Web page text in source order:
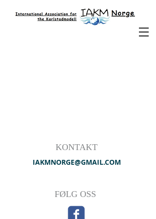
KONTAKT
IAKMNORGE@GMAIL.COM
FØLG OSS